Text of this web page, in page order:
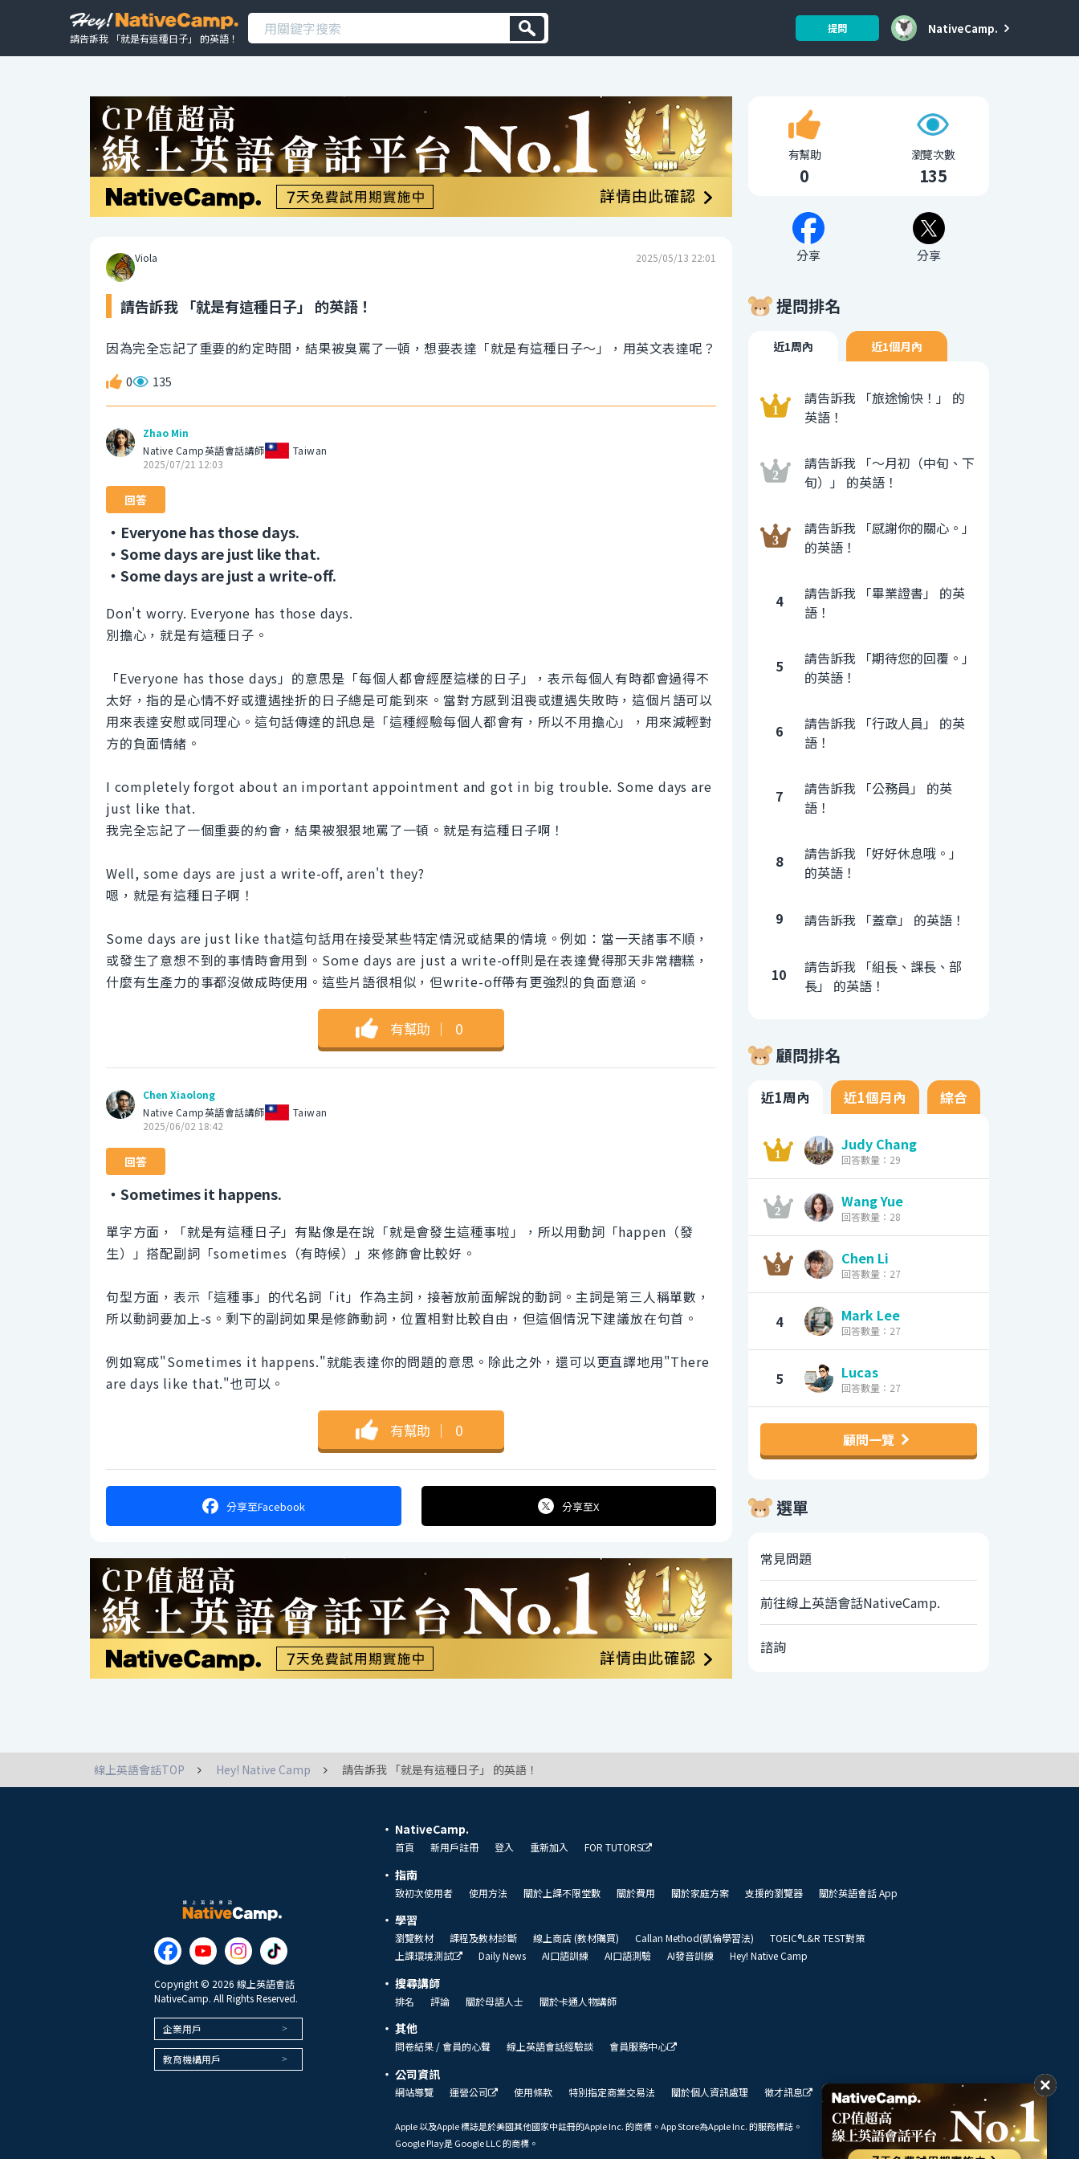
請告訴我 「就是有這種日子」 的英語！
提問 NativeCamp.
Viola 2025/05/13 22:01
請告訴我 「就是有這種日子」 的英語！
因為完全忘記了重要的約定時間，結果被臭罵了一頓，想要表達「就是有這種日子～」，用英文表達呢？
0 135
Zhao Min
Native Camp英語會話講師
Taiwan
2025/07/21 12:03
回答
・Everyone has those days.
・Some days are just like that.
・Some days are just a write-off.
Don't worry. Everyone has those days.
別擔心，就是有這種日子。
「Everyone has those days」的意思是「每個人都會經歷這樣的日子」，表示每個人有時都會過得不
太好，指的是心情不好或遭遇挫折的日子總是可能到來。當對方感到沮喪或遭遇失敗時，這個片語可以
用來表達安慰或同理心。這句話傳達的訊息是「這種經驗每個人都會有，所以不用擔心」，用來減輕對
方的負面情緒。
I completely forgot about an important appointment and got in big trouble. Some days are
just like that.
我完全忘記了一個重要的約會，結果被狠狠地罵了一頓。就是有這種日子啊！
Well, some days are just a write-off, aren't they?
嗯，就是有這種日子啊！
Some days are just like that這句話用在接受某些特定情況或結果的情境。例如：當一天諸事不順，
或發生了意想不到的事情時會用到。Some days are just a write-off則是在表達覺得那天非常糟糕，
什麼有生產力的事都沒做成時使用。這些片語很相似，但write-off帶有更強烈的負面意涵。
有幫助 ｜ 0
Chen Xiaolong
Native Camp英語會話講師
Taiwan
2025/06/02 18:42
回答
・Sometimes it happens.
單字方面，「就是有這種日子」有點像是在說「就是會發生這種事啦」，所以用動詞「happen（發
生）」搭配副詞「sometimes（有時候）」來修飾會比較好。
句型方面，表示「這種事」的代名詞「it」作為主詞，接著放前面解說的動詞。主詞是第三人稱單數，
所以動詞要加上-s。剩下的副詞如果是修飾動詞，位置相對比較自由，但這個情況下建議放在句首。
例如寫成"Sometimes it happens."就能表達你的問題的意思。除此之外，還可以更直譯地用"There
are days like that."也可以。
有幫助 ｜ 0
分享至Facebook 分享至X
有幫助
0
瀏覽次數
135
分享 分享
提問排名
近1周內 近1個月內
請告訴我 「旅途愉快！」 的
英語！
請告訴我 「〜月初（中旬、下
旬）」 的英語！
請告訴我 「感謝你的關心。」
的英語！
4
請告訴我 「畢業證書」 的英
語！
5
請告訴我 「期待您的回覆。」
的英語！
6
請告訴我 「行政人員」 的英
語！
7
請告訴我 「公務員」 的英
語！
8
請告訴我 「好好休息哦。」
的英語！
9 請告訴我 「蓋章」 的英語！
10
請告訴我 「組長、課長、部
長」 的英語！
顧問排名
近1周內 近1個月內 綜合
Judy Chang
回答數量：29
Wang Yue
回答數量：28
Chen Li
回答數量：27
4 Mark Lee
回答數量：27
5 Lucas
回答數量：27
顧問一覽
選單
常見問題
前往線上英語會話NativeCamp.
諮詢
線上英語會話TOP Hey! Native Camp 請告訴我 「就是有這種日子」 的英語！
Copyright © 2026 線上英語會話
NativeCamp. All Rights Reserved.
企業用戶
教育機構用戶
NativeCamp.
首頁 新用戶註冊 登入 重新加入 FOR TUTORS
指南
致初次使用者 使用方法 關於上課不限堂數 關於費用 關於家庭方案 支援的瀏覽器 關於英語會話 App
學習
瀏覽教材 課程及教材診斷 線上商店 (教材購買) Callan Method(凱倫學習法)
TOEIC®L&R TEST對策
上課環境測試
Daily News AI口語訓練 AI口語測驗 AI發音訓練 Hey! Native Camp
搜尋講師
排名 評論 關於母語人士 關於卡通人物講師
其他
問卷結果 / 會員的心聲 線上英語會話經驗談 會員服務中心
公司資訊
網站導覽 運營公司 使用條款 特別指定商業交易法 關於個人資訊處理 徵才訊息 我們的展望
Apple 以及Apple 標誌是於美國其他國家中註冊的Apple Inc. 的商標。App Store為Apple Inc. 的服務標誌。
Google Play是 Google LLC 的商標。